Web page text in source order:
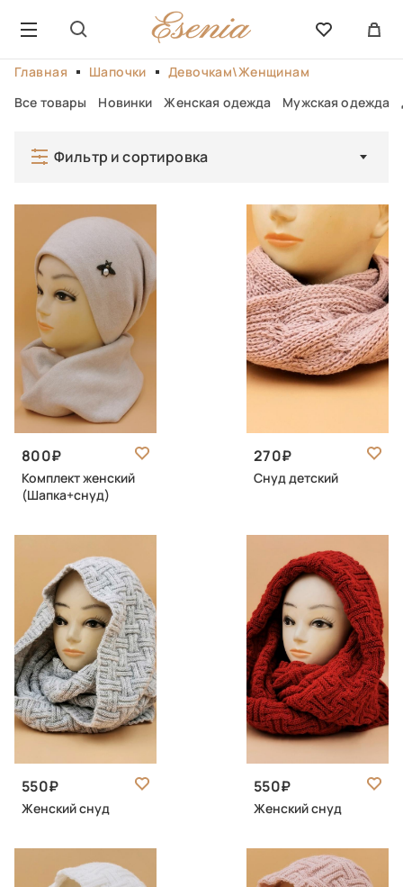
Главная Шапочки
Девочкам\Женщинам
Все товары
Новинки Женская одежда Мужская одежда
Фильтр и сортировка
800
Комплект женский
(Шапка+снуд)
270
Снуд детский
550
Женский снуд
550
Женский снуд